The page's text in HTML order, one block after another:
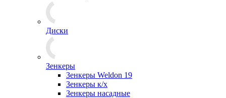
Диски
Зенкеры
Зенкеры Weldon 19
Зенкеры к/х
Зенкеры насадные